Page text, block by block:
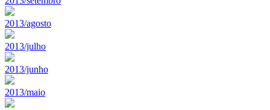
2013/agosto
2013/julho
2013/junho
2013/maio